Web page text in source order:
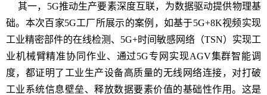
其一，5G推动生产要素深度互联，为数据驱动提供物理基
础。本次百家5G工厂所展示的案例，如基于5G+8K视频实现
工业精密部件的在线检测、5G+时间敏感网络（TSN）实现工
业机械臂精准协同作业、通过5G专网实现AGV集群智能调
度，都证明了工业生产设备高质量的无线网络连接，对打破
工业系统信息壁垒、释放数据要素价值的基础性作用。这是